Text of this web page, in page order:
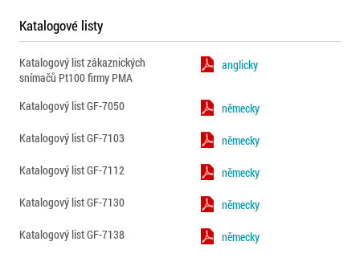
Katalogové listy
Katalogový list zákaznických
snímačů Pt100 firmy PMA
anglicky
Katalogový list GF-7050
německy
Katalogový list GF-7103
německy
Katalogový list GF-7112
německy
Katalogový list GF-7130
německy
Katalogový list GF-7138
německy